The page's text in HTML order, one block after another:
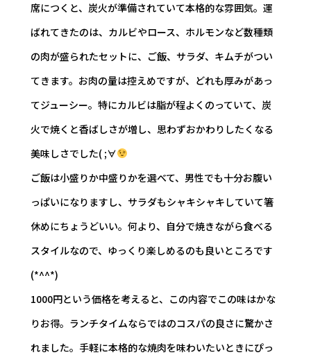
席につくと、炭火が準備されていて本格的な雰囲気。運
ばれてきたのは、カルビやロース、ホルモンなど数種類
の肉が盛られたセットに、ご飯、サラダ、キムチがつい
てきます。お肉の量は控えめですが、どれも厚みがあっ
てジューシー。特にカルビは脂が程よくのっていて、炭
火で焼くと香ばしさが増し、思わずおかわりしたくなる
美味しさでした( ;∀
ご飯は小盛りか中盛りかを選べて、男性でも十分お腹い
っぱいになりますし、サラダもシャキシャキしていて箸
休めにちょうどいい。何より、自分で焼きながら食べる
スタイルなので、ゆっくり楽しめるのも良いところです
(*^^*)
1000円という価格を考えると、この内容でこの味はかな
りお得。ランチタイムならではのコスパの良さに驚かさ
れました。手軽に本格的な焼肉を味わいたいときにぴっ